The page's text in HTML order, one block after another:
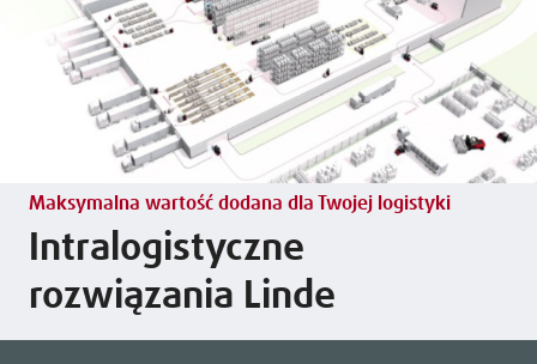
Maksymalna wartość dodana dla Twojej logistyki
Intralogistyczne
rozwiązania Linde